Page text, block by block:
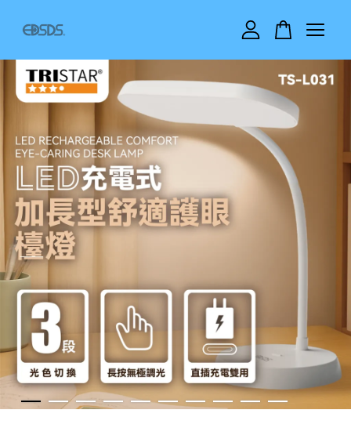
您的購物車目前還是空的。
繼續購物